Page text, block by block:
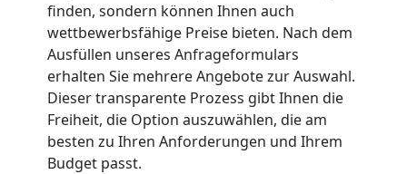
finden, sondern können Ihnen auch
wettbewerbsfähige Preise bieten. Nach dem
Ausfüllen unseres Anfrageformulars
erhalten Sie mehrere Angebote zur Auswahl.
Dieser transparente Prozess gibt Ihnen die
Freiheit, die Option auszuwählen, die am
besten zu Ihren Anforderungen und Ihrem
Budget passt.
Umzug
Leonding
Umzug